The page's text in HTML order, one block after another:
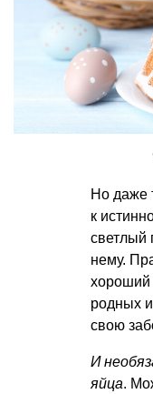
Но даже
к
светлый
нему.
хороший
родных и
свою
И
яйца.